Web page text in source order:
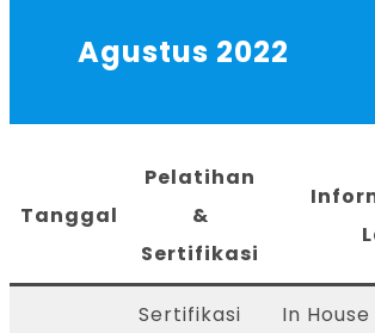
Agustus 2022
Tanggal
Pelatihan
&
Sertifikasi
Sertifikasi
In